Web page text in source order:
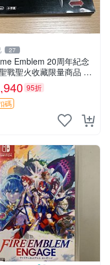
27
Emblem 20周年紀念
戰聖火收藏限量商品 火
國產 再現版
95折
碼